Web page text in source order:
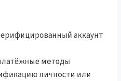
аккаунт
методы
личности или